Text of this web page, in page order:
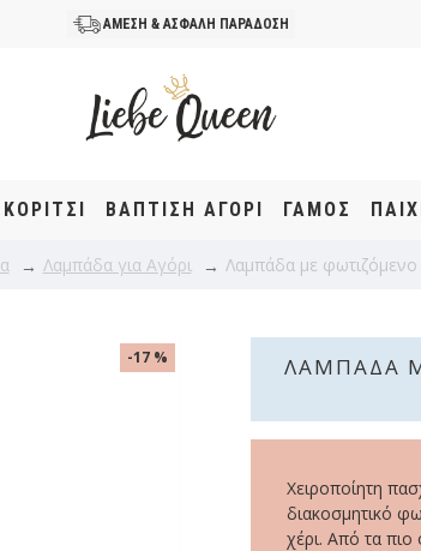
ΑΜΕΣΗ & ΑΣΦΑΛΗ ΠΑΡΑΔΟΣΗ
ΒΆΠΤΙΣΗ ΑΓΌΡΙ ΓΑΜΟΣ
Λαμπάδα για Αγόρι Λαμπάδα με φωτιζόμενο
-17 %
ΛΑΜΠΆΔΑ
Χειροποίητη
διακοσμητικό
χέρι. Από τα